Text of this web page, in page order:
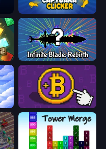
Capybara Clicker
Infinite Blade: Rebirth
Money Maker